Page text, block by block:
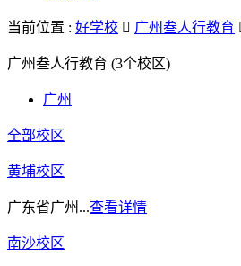
当前位置 : 好学校  广州叁人行教育
广州叁人行教育 (3个校区)
广州
全部校区
黄埔校区
广东省广州...查看详情
南沙校区